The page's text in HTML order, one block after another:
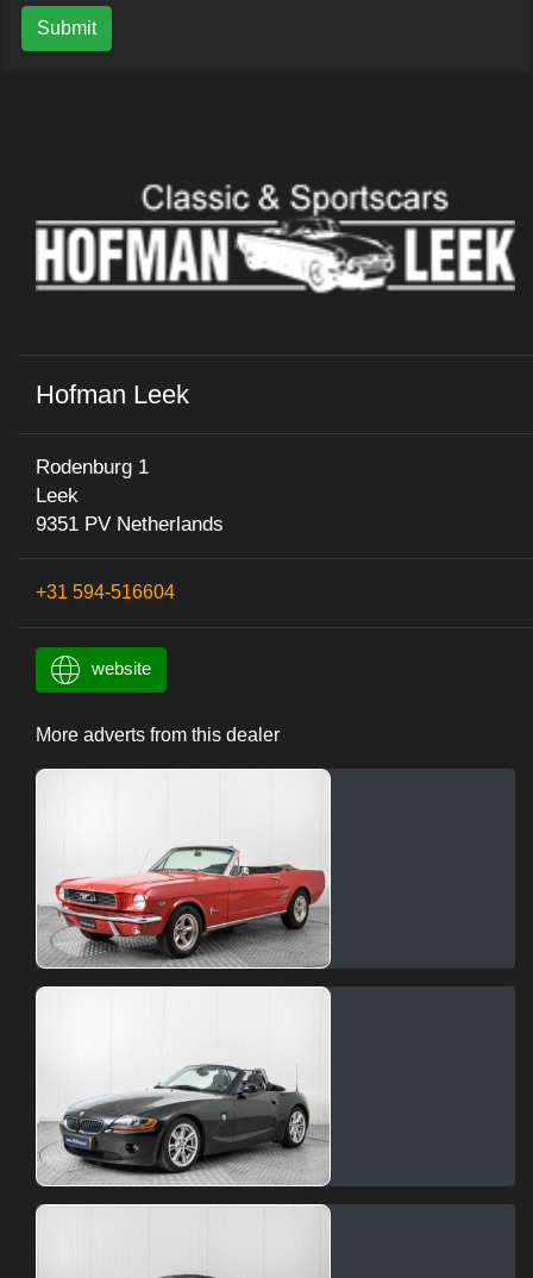
Submit
Hofman Leek
Rodenburg 1
Leek
9351 PV Netherlands
+31 594-516604
website
More adverts from this dealer